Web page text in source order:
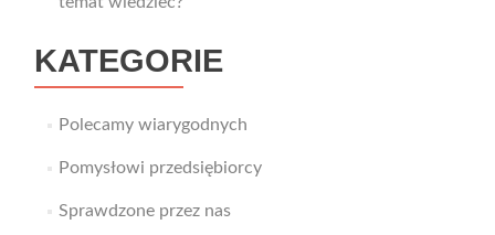
KATEGORIE
Polecamy wiarygodnych
Pomysłowi przedsiębiorcy
Sprawdzone przez nas